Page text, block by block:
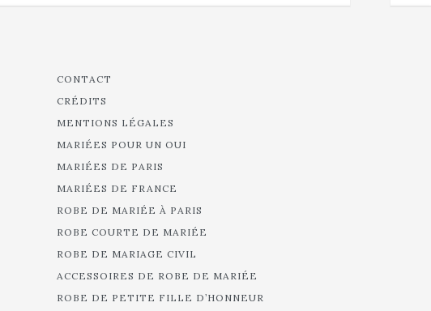
CONTACT
CRÉDITS
MENTIONS LÉGALES
MARIÉES POUR UN OUI
MARIÉES DE PARIS
MARIÉES DE FRANCE
ROBE DE MARIÉE À PARIS
ROBE COURTE DE MARIÉE
ROBE DE MARIAGE CIVIL
ACCESSOIRES DE ROBE DE MARIÉE
ROBE DE PETITE FILLE D’HONNEUR